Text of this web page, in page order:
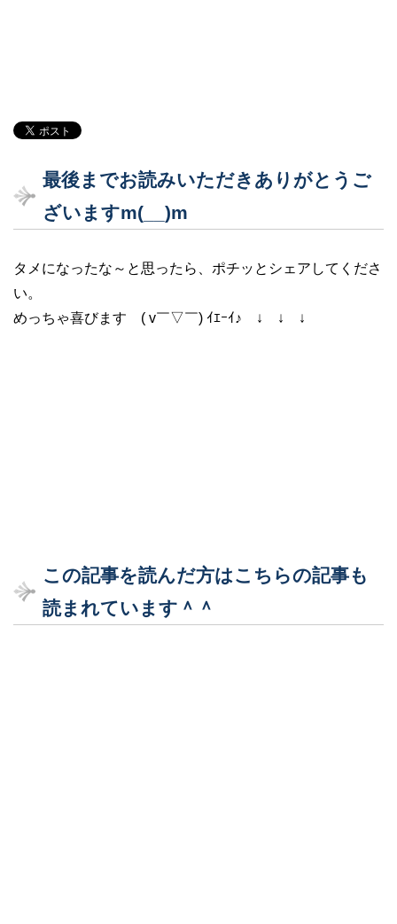
最後までお読みいただきありがとうご
ざいますm(__)m
タメになったな～と思ったら、ポチッとシェアしてくださ
い。
めっちゃ喜びます ( v￣▽￣) ｲｴｰｲ♪ ↓ ↓ ↓
この記事を読んだ方はこちらの記事も
読まれています＾＾